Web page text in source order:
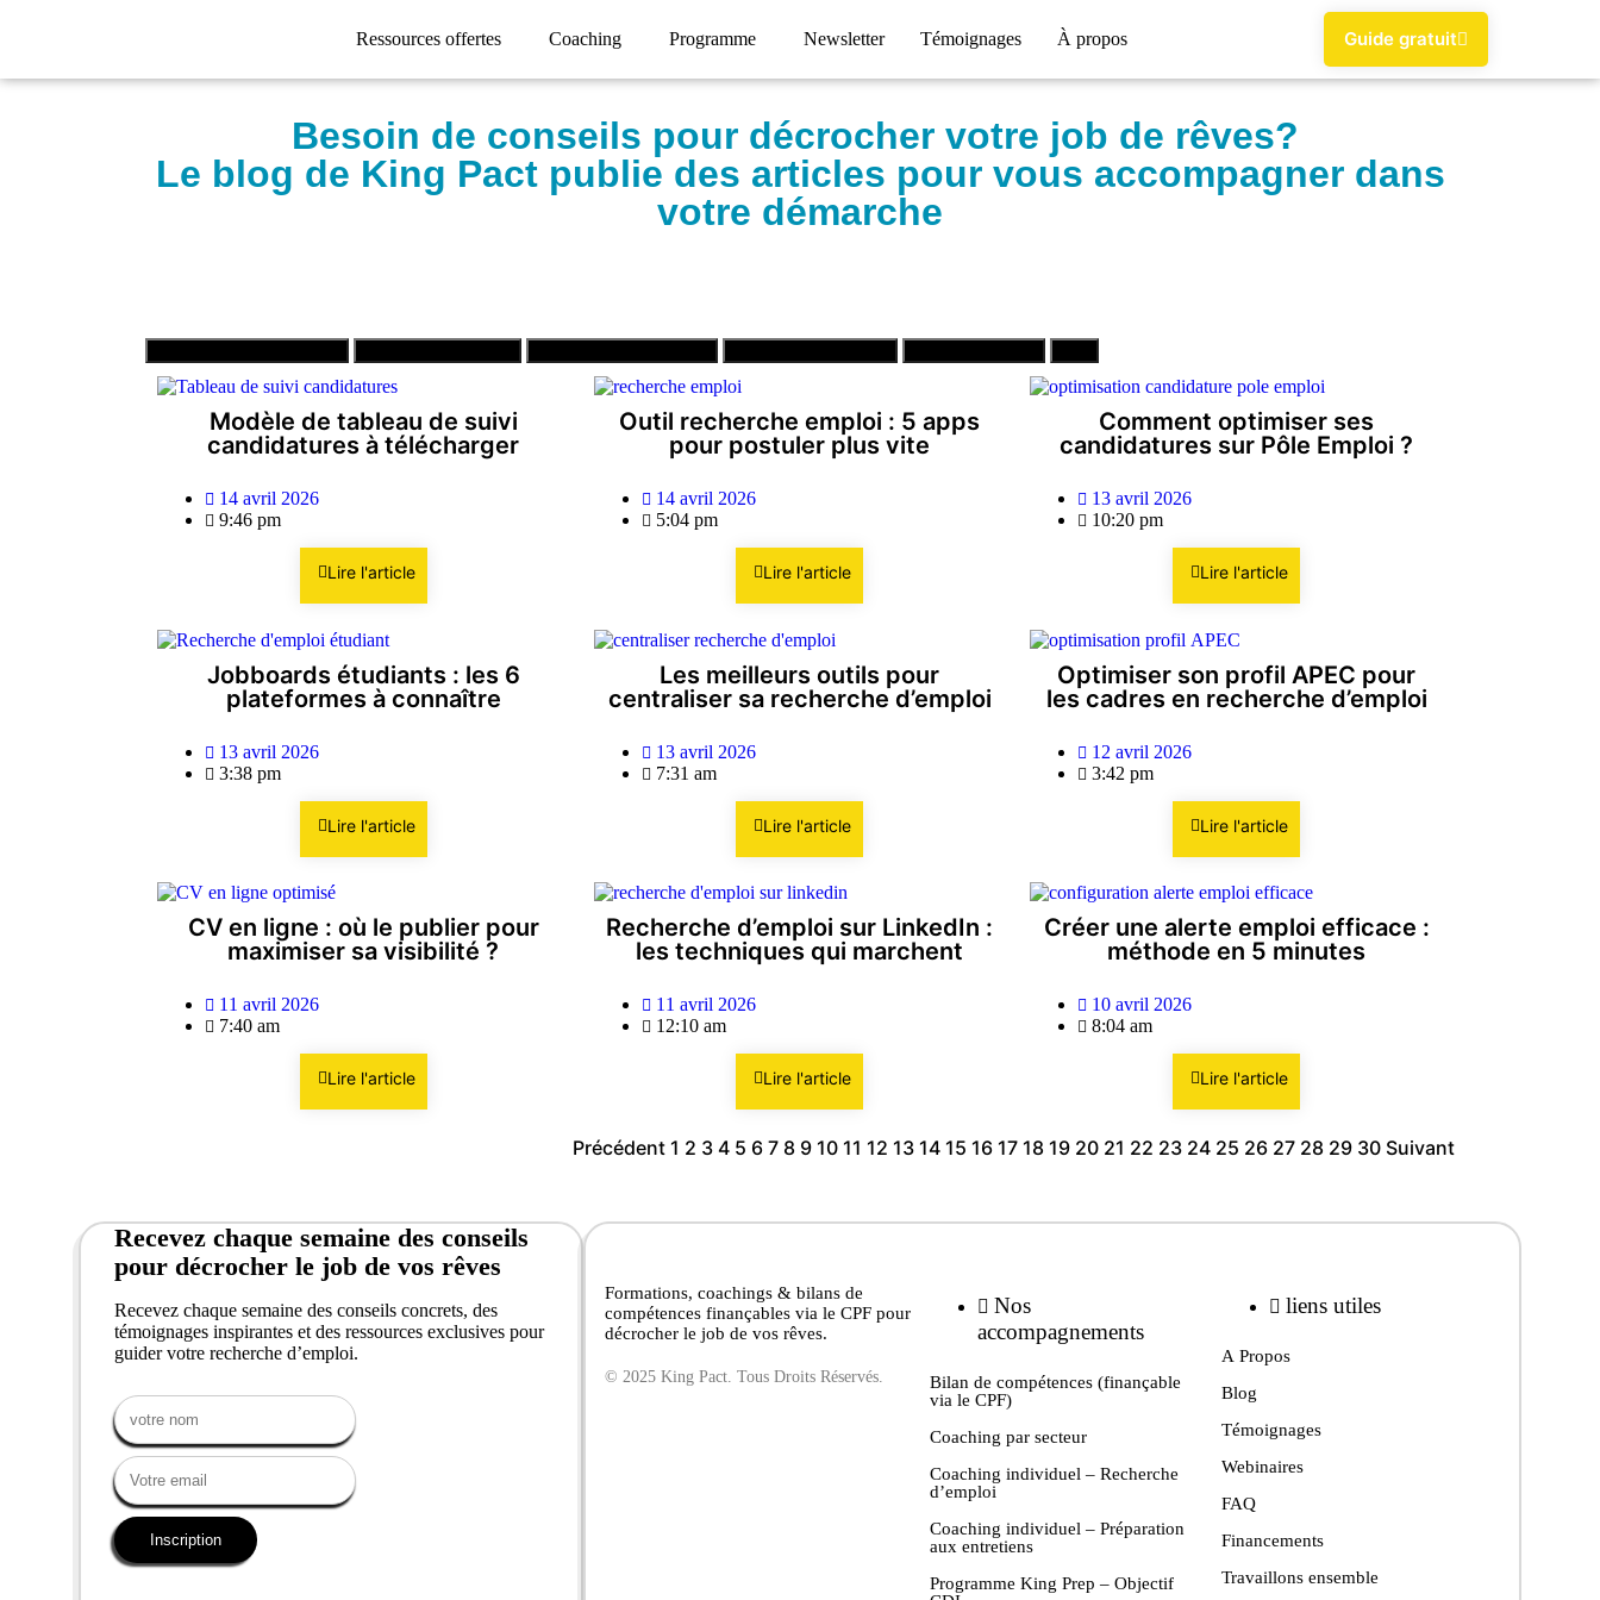
Ressources offertes Coaching Programme Newsletter Témoignages À propos Guide gratuit
Besoin de conseils pour décrocher votre job de rêves?
Le blog de King Pact publie des articles pour vous accompagner dans
votre démarche
Modèle de tableau de suivi
candidatures à télécharger
14 avril 2026
9:46 pm
Lire l'article
Outil recherche emploi : 5 apps
pour postuler plus vite
14 avril 2026
5:04 pm
Lire l'article
Comment optimiser ses
candidatures sur Pôle Emploi ?
13 avril 2026
10:20 pm
Lire l'article
Jobboards étudiants : les 6
plateformes à connaître
13 avril 2026
3:38 pm
Lire l'article
Les meilleurs outils pour
centraliser sa recherche d’emploi
13 avril 2026
7:31 am
Lire l'article
Optimiser son profil APEC pour
les cadres en recherche d’emploi
12 avril 2026
3:42 pm
Lire l'article
CV en ligne : où le publier pour
maximiser sa visibilité ?
11 avril 2026
7:40 am
Lire l'article
Recherche d’emploi sur LinkedIn :
les techniques qui marchent
11 avril 2026
12:10 am
Lire l'article
Créer une alerte emploi efficace :
méthode en 5 minutes
10 avril 2026
8:04 am
Lire l'article
Précédent 1 2 3 4 5 6 7 8 9 10 11 12 13 14 15 16 17 18 19 20 21 22 23 24 25 26 27 28 29 30 Suivant
Recevez chaque semaine des conseils
pour décrocher le job de vos rêves
Recevez chaque semaine des conseils concrets, des
témoignages inspirantes et des ressources exclusives pour
guider votre recherche d’emploi.
Inscription
Formations, coachings & bilans de
compétences finançables via le CPF pour
décrocher le job de vos rêves.
© 2025 King Pact. Tous Droits Réservés.
Nos
accompagnements
Bilan de compétences (finançable
via le CPF)
Coaching par secteur
Coaching individuel – Recherche
d’emploi
Coaching individuel – Préparation
aux entretiens
Programme King Prep – Objectif
liens utiles
A Propos
Blog
Témoignages
Webinaires
FAQ
Financements
Travaillons ensemble